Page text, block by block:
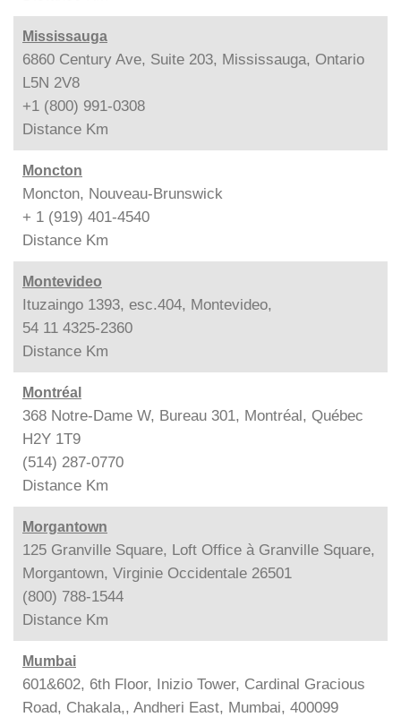
Mississauga
6860 Century Ave, Suite 203, Mississauga, Ontario
L5N 2V8
+1 (800) 991-0308
Distance Km
Moncton
Moncton, Nouveau-Brunswick
+ 1 (919) 401-4540
Distance Km
Montevideo
Ituzaingo 1393, esc.404, Montevideo,
54 11 4325-2360
Distance Km
Montréal
368 Notre-Dame W, Bureau 301, Montréal, Québec
H2Y 1T9
(514) 287-0770
Distance Km
Morgantown
125 Granville Square, Loft Office à Granville Square,
Morgantown, Virginie Occidentale 26501
(800) 788-1544
Distance Km
Mumbai
601&602, 6th Floor, Inizio Tower, Cardinal Gracious
Road, Chakala,, Andheri East, Mumbai, 400099